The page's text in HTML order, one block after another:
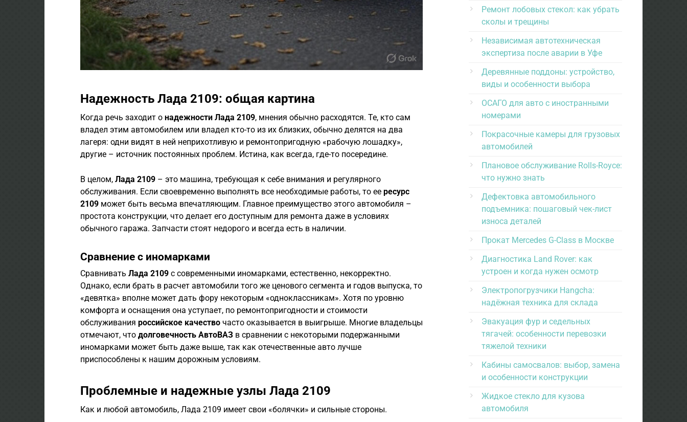
Надежность Лада 2109: общая картина
Когда речь заходит о надежности Лада 2109, мнения обычно расходятся. Те, кто сам
владел этим автомобилем или владел кто-то из их близких, обычно делятся на два
лагеря: одни видят в ней неприхотливую и ремонтопригодную «рабочую лошадку»,
другие – источник постоянных проблем. Истина, как всегда, где-то посередине.
В целом, Лада 2109 – это машина, требующая к себе внимания и регулярного
обслуживания. Если своевременно выполнять все необходимые работы, то ее ресурс
2109 может быть весьма впечатляющим. Главное преимущество этого автомобиля –
простота конструкции, что делает его доступным для ремонта даже в условиях
обычного гаража. Запчасти стоят недорого и всегда есть в наличии.
Сравнение с иномарками
Сравнивать Лада 2109 с современными иномарками, естественно, некорректно.
Однако, если брать в расчет автомобили того же ценового сегмента и годов выпуска, то
«девятка» вполне может дать фору некоторым «одноклассникам». Хотя по уровню
комфорта и оснащения она уступает, по ремонтопригодности и стоимости
обслуживания российское качество часто оказывается в выигрыше. Многие владельцы
отмечают, что долговечность АвтоВАЗ в сравнении с некоторыми подержанными
иномарками может быть даже выше, так как отечественные авто лучше
приспособлены к нашим дорожным условиям.
Проблемные и надежные узлы Лада 2109
Как и любой автомобиль, Лада 2109 имеет свои «болячки» и сильные стороны.
Ремонт лобовых стекол: как убрать
сколы и трещины
Независимая автотехническая
экспертиза после аварии в Уфе
Деревянные поддоны: устройство,
виды и особенности выбора
ОСАГО для авто с иностранными
номерами
Покрасочные камеры для грузовых
автомобилей
Плановое обслуживание Rolls-Royce:
что нужно знать
Дефектовка автомобильного
подъемника: пошаговый чек-лист
износа деталей
Прокат Mercedes G-Class в Москве
Диагностика Land Rover: как
устроен и когда нужен осмотр
Электропогрузчики Hangcha:
надёжная техника для склада
Эвакуация фур и седельных
тягачей: особенности перевозки
тяжелой техники
Кабины самосвалов: выбор, замена
и особенности конструкции
Жидкое стекло для кузова
автомобиля